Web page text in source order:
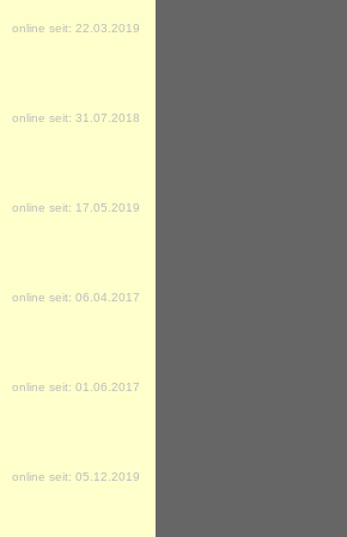
online seit: 22.03.2019
online seit: 31.07.2018
online seit: 17.05.2019
online seit: 06.04.2017
online seit: 01.06.2017
online seit: 05.12.2019